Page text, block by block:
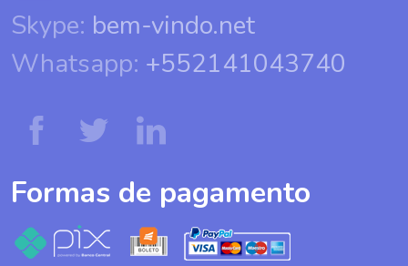
Skype: bem-vindo.net
Whatsapp: +552141043740
Formas de pagamento